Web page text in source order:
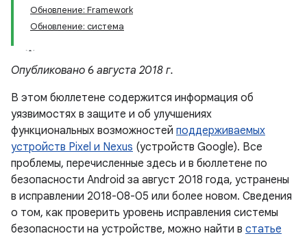
Обновление: Framework
Обновление: система
Опубликовано 6 августа 2018 г.
В этом бюллетене содержится информация об
уязвимостях в защите и об улучшениях
функциональных возможностей поддерживаемых
устройств Pixel и Nexus (устройств Google). Все
проблемы, перечисленные здесь и в бюллетене по
безопасности Android за август 2018 года, устранены
в исправлении 2018-08-05 или более новом. Сведения
о том, как проверить уровень исправления системы
безопасности на устройстве, можно найти в статье